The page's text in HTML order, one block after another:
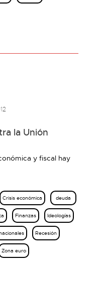
la Unión
y fiscal hay
Crisis económica deuda
Finanzas Ideologías
Recesión
Zona euro